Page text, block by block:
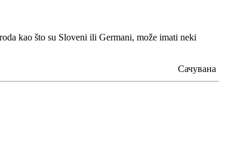
kao što su Sloveni ili Germani, može imati neki
Сачувана